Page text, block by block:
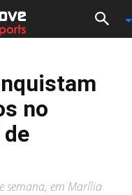
no
semana, em Marília